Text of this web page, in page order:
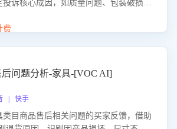
投诉核心成因，如质量问题、包装破损
户满意度。
费
后问题分析-家具-[VOC AI]
| 快手
目商品售后相关问题的买家反馈，借助